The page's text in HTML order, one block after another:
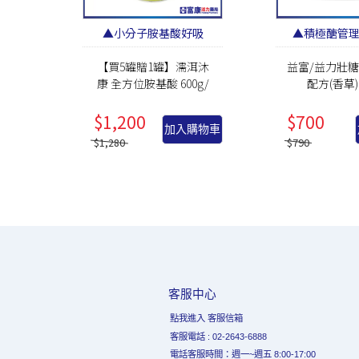
▲小分子胺基酸好吸
收！▲
【買5罐贈1罐】濡洱沐
康 全方位胺基酸 600g/
$1,200
$1,280
加入購物車
▲積極醣管
益富/益力壯
配方(香草
$700
$790
客服中心
點我進入 客服信箱
客服電話 : 02-2643-6888
電話客服時間：週一~週五 8:00-17:00